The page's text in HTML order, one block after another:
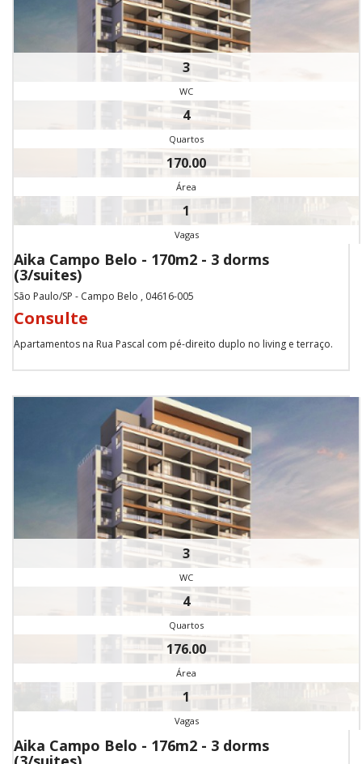
3
WC
4
Quartos
170.00
Área
1
Vagas
Aika Campo Belo - 170m2 - 3 dorms
(3/suites)
São Paulo/SP - Campo Belo , 04616-005
Consulte
Apartamentos na Rua Pascal com pé-direito duplo no living e terraço.
3
WC
4
Quartos
176.00
Área
1
Vagas
Aika Campo Belo - 176m2 - 3 dorms